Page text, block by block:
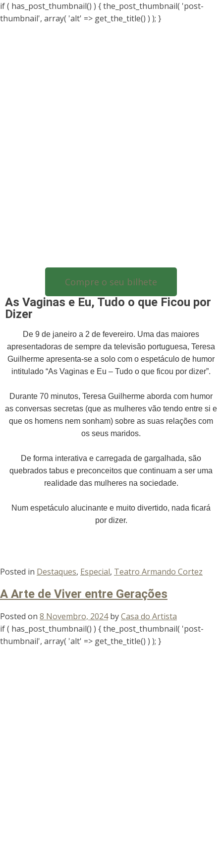
if ( has_post_thumbnail() ) { the_post_thumbnail( 'post-
thumbnail', array( 'alt' => get_the_title() ) ); }
Compre o seu bilhete
As Vaginas e Eu, Tudo o que Ficou por
Dizer
De 9 de janeiro a 2 de fevereiro. Uma das maiores
apresentadoras de sempre da televisão portuguesa, Teresa
Guilherme apresenta-se a solo com o espetáculo de humor
intitulado “As Vaginas e Eu – Tudo o que ficou por dizer”.
Durante 70 minutos, Teresa Guilherme aborda com humor
as conversas secretas (que as mulheres vão tendo entre si e
que os homens nem sonham) sobre as suas relações com
os seus maridos.
De forma interativa e carregada de gargalhada, são
quebrados tabus e preconceitos que continuam a ser uma
realidade das mulheres na sociedade.
Num espetáculo alucinante e muito divertido, nada ficará
por dizer.
Posted in Destaques, Especial, Teatro Armando Cortez
A Arte de Viver entre Gerações
Posted on 8 Novembro, 2024byCasa do Artista
if ( has_post_thumbnail() ) { the_post_thumbnail( 'post-
thumbnail', array( 'alt' => get_the_title() ) ); }